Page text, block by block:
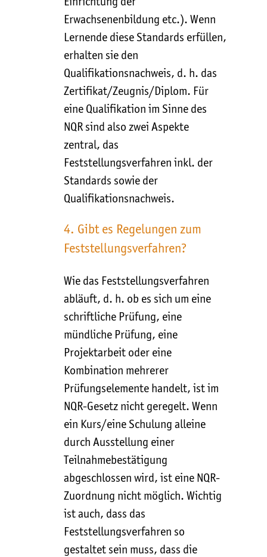
Erwachsenenbildung etc.). Wenn
Lernende diese Standards erfüllen,
erhalten sie den
Qualifikationsnachweis, d. h. das
Zertifikat/Zeugnis/Diplom. Für
eine Qualifikation im Sinne des
NQR sind also zwei Aspekte
zentral, das
Feststellungsverfahren inkl. der
Standards sowie der
Qualifikationsnachweis.
4. Gibt es Regelungen zum
Feststellungsverfahren?
Wie das Feststellungsverfahren
abläuft, d. h. ob es sich um eine
schriftliche Prüfung, eine
mündliche Prüfung, eine
Projektarbeit oder eine
Kombination mehrerer
Prüfungselemente handelt, ist im
NQR-Gesetz nicht geregelt. Wenn
ein Kurs/eine Schulung alleine
durch Ausstellung einer
Teilnahmebestätigung
abgeschlossen wird, ist eine NQR-
Zuordnung nicht möglich. Wichtig
ist auch, dass das
Feststellungsverfahren so
gestaltet sein muss, dass die